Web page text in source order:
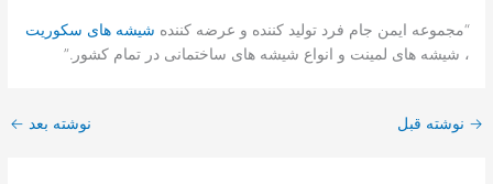
“مجموعه ایمن جام فرد تولید کننده و عرضه کننده شیشه های سکوریت
، شیشه های لمینت و انواع شیشه های ساختمانی در تمام کشور.”
→ نوشته قبل نوشته بعد ←